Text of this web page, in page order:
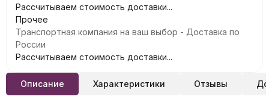
Рассчитываем стоимость доставки...
Прочее
Транспортная компания на ваш выбор - Доставка по
России
Рассчитываем стоимость доставки...
Описание Характеристики Отзывы